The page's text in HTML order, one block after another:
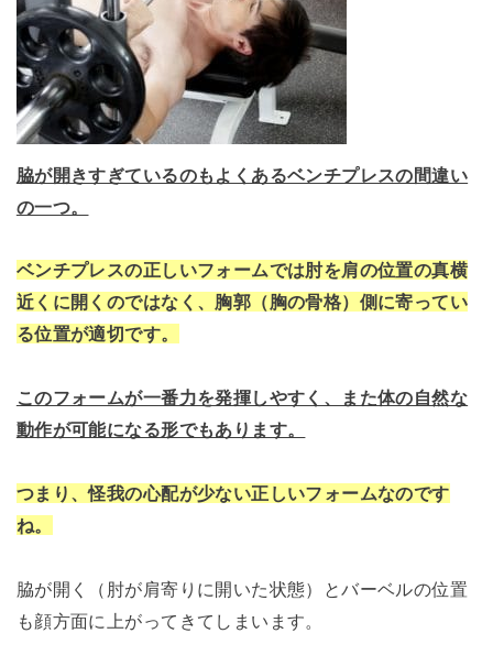
脇が開きすぎているのもよくあるベンチプレスの間違い
の一つ。
ベンチプレスの正しいフォームでは肘を肩の位置の真横
近くに開くのではなく、胸郭（胸の骨格）側に寄ってい
る位置が適切です。
このフォームが一番力を発揮しやすく、また体の自然な
動作が可能になる形でもあります。
つまり、怪我の心配が少ない正しいフォームなのです
ね。
脇が開く（肘が肩寄りに開いた状態）とバーベルの位置
も顔方面に上がってきてしまいます。